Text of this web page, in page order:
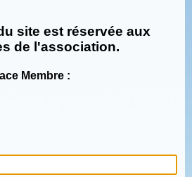
site est réservée aux
de l'association.
Membre :